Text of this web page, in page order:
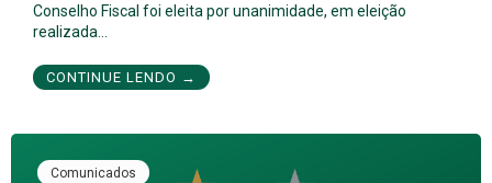
Conselho Fiscal foi eleita por unanimidade, em eleição
realizada…
CONTINUE LENDO →
Comunicados